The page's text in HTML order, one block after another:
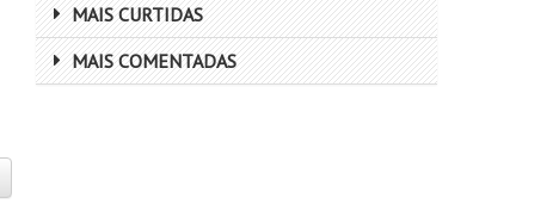
MAIS CURTIDAS
MAIS COMENTADAS